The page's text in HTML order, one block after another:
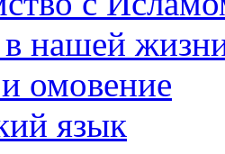
нашей
омовение
язык